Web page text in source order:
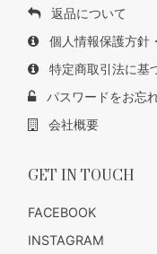
返品について
個人情報保護方針
特定商取引法に基
パスワードをお忘
会社概要
GET IN TOUCH
FACEBOOK
INSTAGRAM